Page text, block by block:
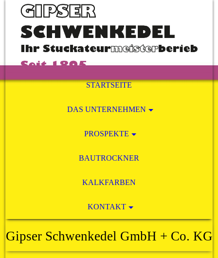
STARTSEITE
DAS UNTERNEHMEN
PROSPEKTE
BAUTROCKNER
KALKFARBEN
KONTAKT
Gipser Schwenkedel GmbH + Co. KG